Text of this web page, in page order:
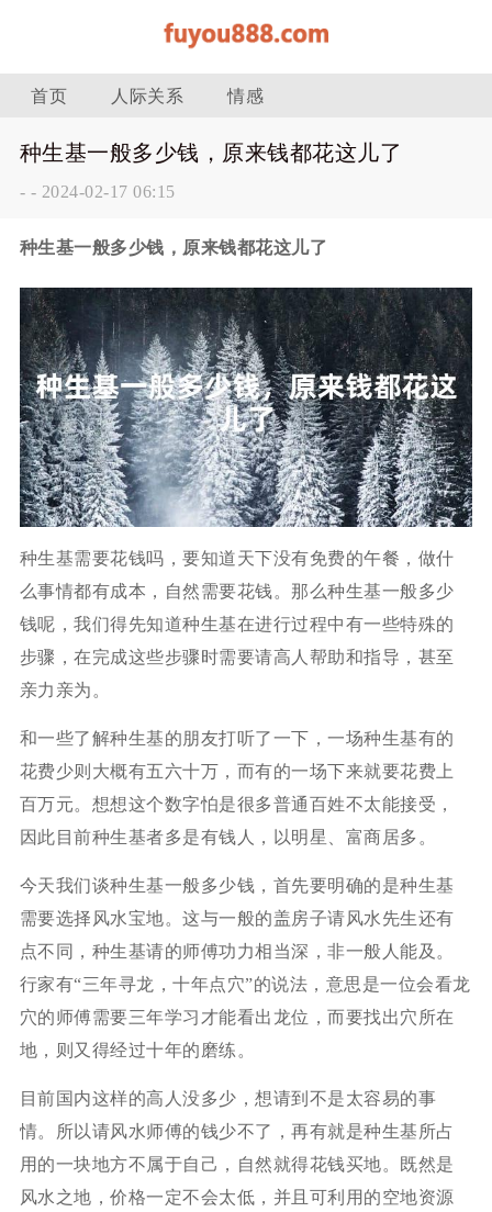
首页 人际关系 情感
种生基一般多少钱，原来钱都花这儿了
- - 2024-02-17 06:15
种生基一般多少钱，原来钱都花这儿了
种生基需要花钱吗，要知道天下没有免费的午餐，做什
么事情都有成本，自然需要花钱。那么种生基一般多少
钱呢，我们得先知道种生基在进行过程中有一些特殊的
步骤，在完成这些步骤时需要请高人帮助和指导，甚至
亲力亲为。
和一些了解种生基的朋友打听了一下，一场种生基有的
花费少则大概有五六十万，而有的一场下来就要花费上
百万元。想想这个数字怕是很多普通百姓不太能接受，
因此目前种生基者多是有钱人，以明星、富商居多。
今天我们谈种生基一般多少钱，首先要明确的是种生基
需要选择风水宝地。这与一般的盖房子请风水先生还有
点不同，种生基请的师傅功力相当深，非一般人能及。
行家有“三年寻龙，十年点穴”的说法，意思是一位会看龙
穴的师傅需要三年学习才能看出龙位，而要找出穴所在
地，则又得经过十年的磨练。
目前国内这样的高人没多少，想请到不是太容易的事
情。所以请风水师傅的钱少不了，再有就是种生基所占
用的一块地方不属于自己，自然就得花钱买地。既然是
风水之地，价格一定不会太低，并且可利用的空地资源